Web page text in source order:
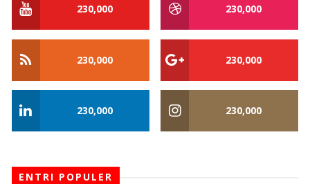
230,000 230,000
230,000 230,000
230,000 230,000
ENTRI POPULER